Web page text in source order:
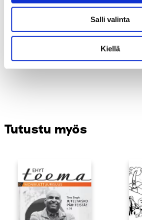
Salli valinta
Kiellä
Tutustu myös